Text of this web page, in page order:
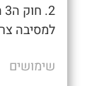
למסיבה צריך
שימושים